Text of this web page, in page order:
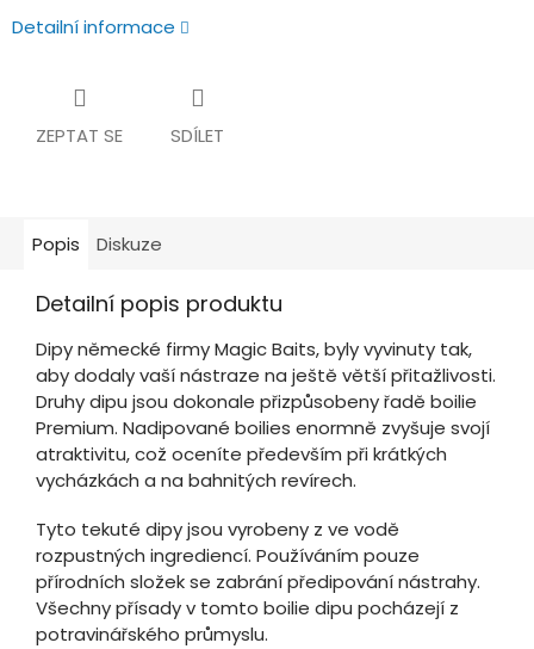
Detailní informace
ZEPTAT SE SDÍLET
Popis Diskuze
Detailní popis produktu
Dipy německé firmy Magic Baits, byly vyvinuty tak,
aby dodaly vaší nástraze na ještě větší přitažlivosti.
Druhy dipu jsou dokonale přizpůsobeny řadě boilie
Premium. Nadipované boilies enormně zvyšuje svojí
atraktivitu, což oceníte především při krátkých
vycházkách a na bahnitých revírech.
Tyto tekuté dipy jsou vyrobeny z ve vodě
rozpustných ingrediencí. Používáním pouze
přírodních složek se zabrání předipování nástrahy.
Všechny přísady v tomto boilie dipu pocházejí z
potravinářského průmyslu.